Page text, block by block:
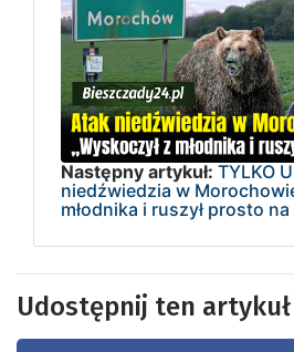
Następny artykuł: TYLKO
niedźwiedzia w
młodnika i ruszył prosto na
Udostępnij ten